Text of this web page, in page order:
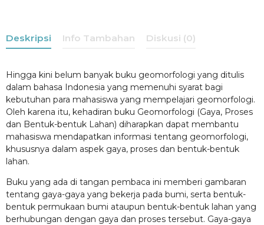
Deskripsi Info Tambahan Diskusi (0)
Hingga kini belum banyak buku geomorfologi yang ditulis
dalam bahasa Indonesia yang memenuhi syarat bagi
kebutuhan para mahasiswa yang mempelajari geomorfologi.
Oleh karena itu, kehadiran buku Geomorfologi (Gaya, Proses
dan Bentuk-bentuk Lahan) diharapkan dapat membantu
mahasiswa mendapatkan informasi tentang geomorfologi,
khususnya dalam aspek gaya, proses dan bentuk-bentuk
lahan.
Buku yang ada di tangan pembaca ini memberi gambaran
tentang gaya-gaya yang bekerja pada bumi, serta bentuk-
bentuk permukaan bumi ataupun bentuk-bentuk lahan yang
berhubungan dengan gaya dan proses tersebut. Gaya-gaya